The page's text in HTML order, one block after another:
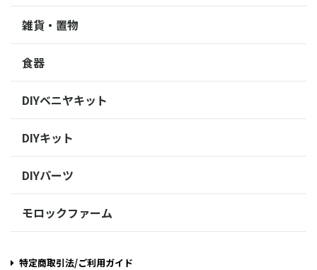
雑貨・置物
食器
DIYベニヤキット
DIYキット
DIYパーツ
モロックファーム
特定商取引法/ご利用ガイド